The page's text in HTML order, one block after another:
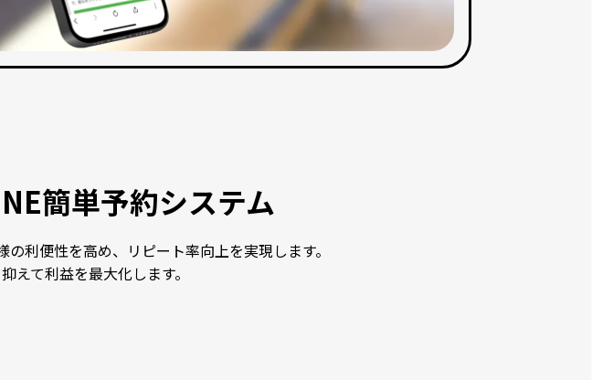
簡単予約システム
利便性を高め、リピート率向上を実現します。
えて利益を最大化します。